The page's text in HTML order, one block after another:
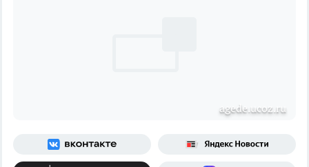
agede.ucoz.ru